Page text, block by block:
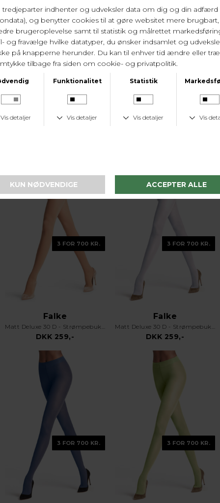
3 FOR 700 KR.
Falke
3 FOR 700 KR.
Falke
3 FOR 700 KR.
Falke
Matt Deluxe 30 D - Strømpebukser - Cocoon
DKK 259,-
3 FOR 700 KR.
Falke
Matt Deluxe 30 D - Strømpebukser - Hvid
DKK 259,-
3 FOR 700 KR. 3 FOR 700 KR.